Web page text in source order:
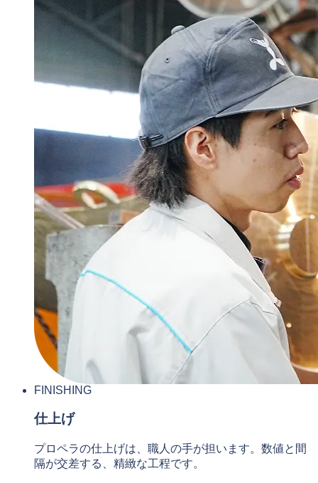
FINISHING
仕上げ
プロペラの仕上げは、職人の手が担います。数値と間
隔が交差する、精緻な工程です。